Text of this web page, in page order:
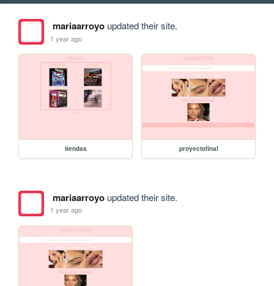
mariaarroyoupdated their site.
1 year ago
tiendas proyectofinal
mariaarroyoupdated their site.
1 year ago